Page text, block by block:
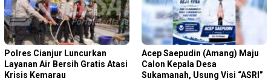
Polres Cianjur Luncurkan
Layanan Air Bersih Gratis Atasi
Krisis Kemarau
Acep Saepudin (Amang) Maju
Calon Kepala Desa
Sukamanah, Usung Visi “ASRI”